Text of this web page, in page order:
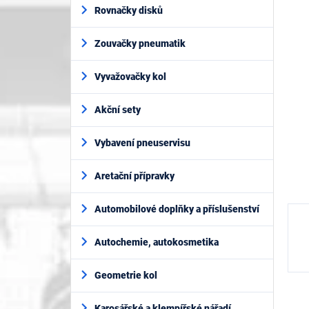
í
e
Rovnačky disků
Zouvačky pneumatik
Vyvažovačky kol
Akční sety
Vybavení pneuservisu
Aretační přípravky
Automobilové doplňky a příslušenství
Autochemie, autokosmetika
Geometrie kol